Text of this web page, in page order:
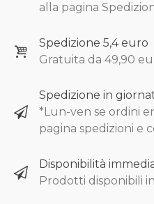
alla pagina
Spedizione 5,4 euro
Gratuita da 49,90
Spedizione in
*Lun-ven se ordini
pagina spedizioni e
Disponibilità
Prodotti disponibili